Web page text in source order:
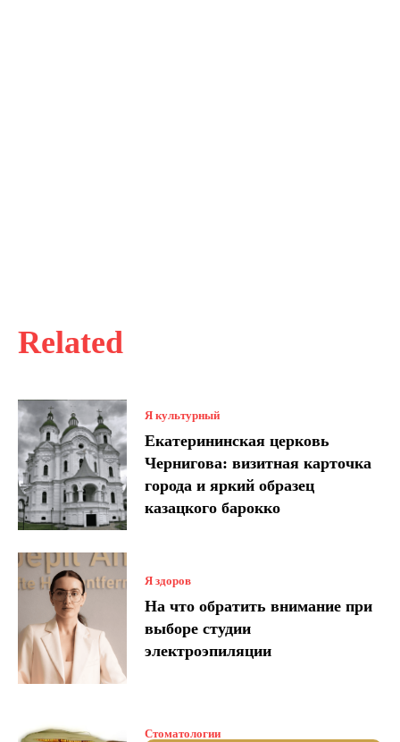
Related
Я культурный
Екатерининская церковь
Чернигова: визитная карточка
города и яркий образец
казацкого барокко
Я здоров
На что обратить внимание при
выборе студии
электроэпиляции
Стоматологии